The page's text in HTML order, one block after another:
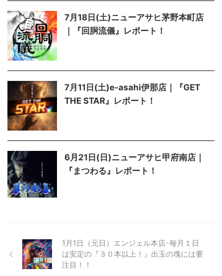
7月18日(土)ニューアサヒ茅野本町店
｜『回胴流儀』レポート！
7月11日(土)e-asahi伊那店｜『GET
THE STAR』レポート！
6月21日(日)ニューアサヒ甲府南店｜
『まつわる』レポート！
1月1日（元日）エンジェル本店ｰ毎月１日
は安定の『３０本以上！』出玉の塊には要
注目！！